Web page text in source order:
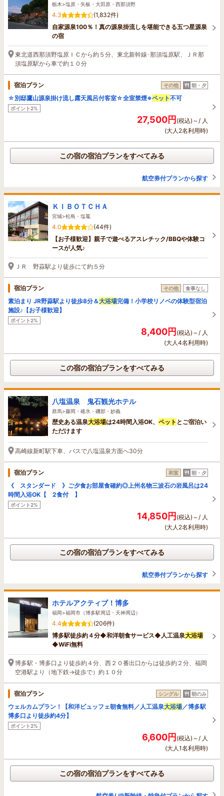
栃木>塩原・矢板・大田原・西那須野
4.3
(1,832件)
自家源泉100％！真の源泉掛流しを堪能できる五つ星源泉
の宿
東北道西那須野塩原ＩＣから約５分、東北新幹線･那須塩原駅、ＪＲ那
須塩原駅から車で約１０分
宿泊プラン その他 朝・夕
☆別邸鷹山源泉掛け流し露天風呂付客室☆全室禁煙※ペット不可
ポイント2%
27,500円(税込)～/ 人
(大人2名利用時)
この宿の宿泊プランをすべてみる
航空券付プランから探す
ＫＩＢＯＴＣＨＡ
宮城>松島・塩竈
4.0
(44件)
【お子様歓迎】親子で遊べるアスレチック/BBQや体験コ
ースが人気♪
ＪＲ 野蒜駅より徒歩にて約５分
宿泊プラン その他 食事なし
素泊まり JR野蒜駅より徒歩8分＆大浴場完備！小学校リノベの体験型宿泊
施設♪【お子様歓迎】
ポイント2%
8,400円(税込)～/ 人
(大人4名利用時)
この宿の宿泊プランをすべてみる
八塩温泉 鬼石観光ホテル
群馬>藤岡・碓氷・磯部・妙義
歴史ある温泉大浴場は24時間入浴OK、 ペット とご宿泊い
ただけます
高崎線新町駅下車、バスで八塩温泉方面へ30分
宿泊プラン 和室 朝・夕
《 スタンダード 》ご夕食お部屋食確約◎上州名物三波石の岩風呂は24
時間入浴OK【 2食付 】
ポイント2%
14,850円(税込)～/ 人
(大人2名利用時)
この宿の宿泊プランをすべてみる
航空券付プランから探す
ホテルアクティブ！博多
福岡>福岡市（博多駅周辺・天神周辺）
4.4
(206件)
博多駅徒歩約４分◆和洋朝食サービス◆人工温泉大浴場
◆WiFi無料
博多駅・博多口より徒歩約４分、西２０番出口からは徒歩約２分、福岡
空港駅より（地下鉄→徒歩で）約１０分
宿泊プラン シングル 朝のみ
ウェルカムプラン！【和洋ビュッフェ朝食無料／人工温泉大浴場 ／博多駅
博多口より徒歩約4分】
ポイント2%
6,600円(税込)～/ 人
(大人1名利用時)
この宿の宿泊プランをすべてみる